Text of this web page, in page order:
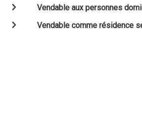
Vendable aux personnes
Vendable comme résidence